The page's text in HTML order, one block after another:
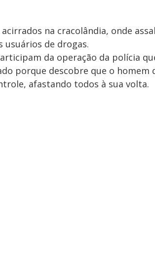
na cracolândia, onde
usuários de drogas.
da operação da polícia
porque descobre que o
afastando todos à sua volta.